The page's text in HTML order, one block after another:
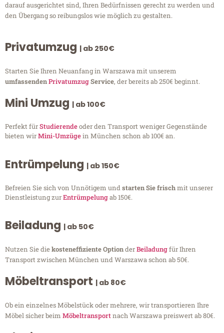
darauf ausgerichtet sind, Ihren Bedürfnissen gerecht zu werden und
den Übergang so reibungslos wie möglich zu gestalten.
Privatumzug | ab 250€
Starten Sie Ihren Neuanfang in Warszawa mit unserem
umfassendenPrivatumzugService, der bereits ab 250€ beginnt.
Mini Umzug | ab 100€
Perfekt fürStudierendeoder den Transport weniger Gegenstände
bieten wirMini-Umzügein München schon ab 100€ an.
Entrümpelung | ab 150€
Befreien Sie sich von Unnötigem undstarten Sie frischmit unserer
Dienstleistung zurEntrümpelungab 150€.
Beiladung | ab 50€
Nutzen Sie diekosteneffiziente OptionderBeiladungfür Ihren
Transport zwischen München und Warszawa schon ab 50€.
Möbeltransport | ab 80€
Ob ein einzelnes Möbelstück oder mehrere, wir transportieren Ihre
Möbel sicher beim Möbeltransportnach Warszawa preiswert ab 80€.